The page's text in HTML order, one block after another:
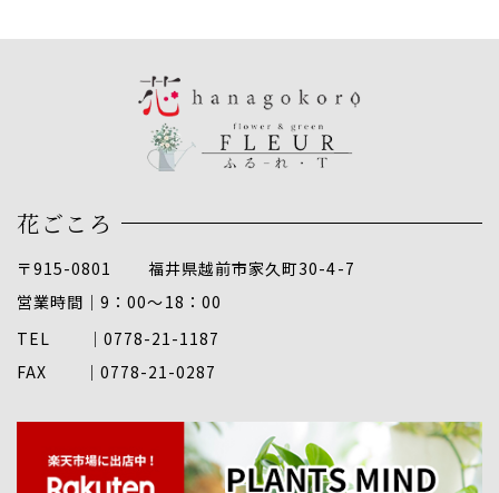
花ごころ
〒915-0801 福井県越前市家久町30-4-7
営業時間｜9：00～18：00
TEL ｜ 0778-21-1187
FAX ｜0778-21-0287